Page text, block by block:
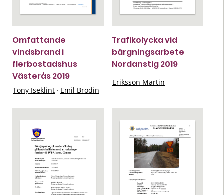
Omfattande
vindsbrand i
flerbostadshus
Västerås 2019
Tony Iseklint · Emil Brodin
Trafikolycka vid
bärgningsarbete
Nordanstig 2019
Eriksson Martin